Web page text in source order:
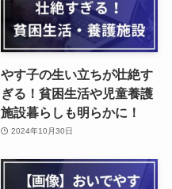
やす子の生い立ちが壮絶す
ぎる！貧困生活や児童養護
施設暮らしも明らかに！
2024年10月30日